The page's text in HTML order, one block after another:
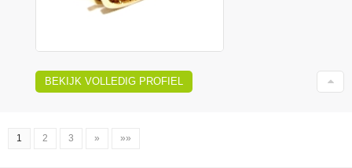
BEKIJK VOLLEDIG PROFIEL
1 2 3 » »»